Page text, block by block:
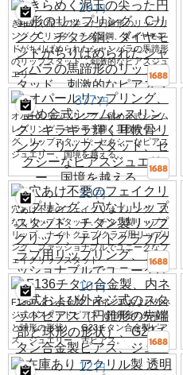
29 円
きらめく泥玉の尖った円錐形のリップリ
ング、Cリング、チタン鋼、ダイヤモン
ドがちりばめられたシャンバラの馬蹄形
のリップスタッド、刺激的なピアスジュ
エリー
377 円
オパールリップリング、留め金式シーム
レスリング、キラキラ輝く耳軟骨リン
グ、リップスタッド、セクシーなピアス
ジュエリー、国境を越える。
23 円
穴あけ不要のフェイクリップリング、穴
なしリップスタッド、チタン製リップク
リップ、ナイトクラブ/クラブ用リップリ
ング、ファッショナブルでユニークなフ
ェイクリップスタッド
10 円
F136チタン合金製、内ネジ式および外ネ
ジ式のスタッドピアス（円錐形の先端部
と球形の形状）、G23チタン合金製ピア
ス、ジュエリー、舌ピアス。
12 円